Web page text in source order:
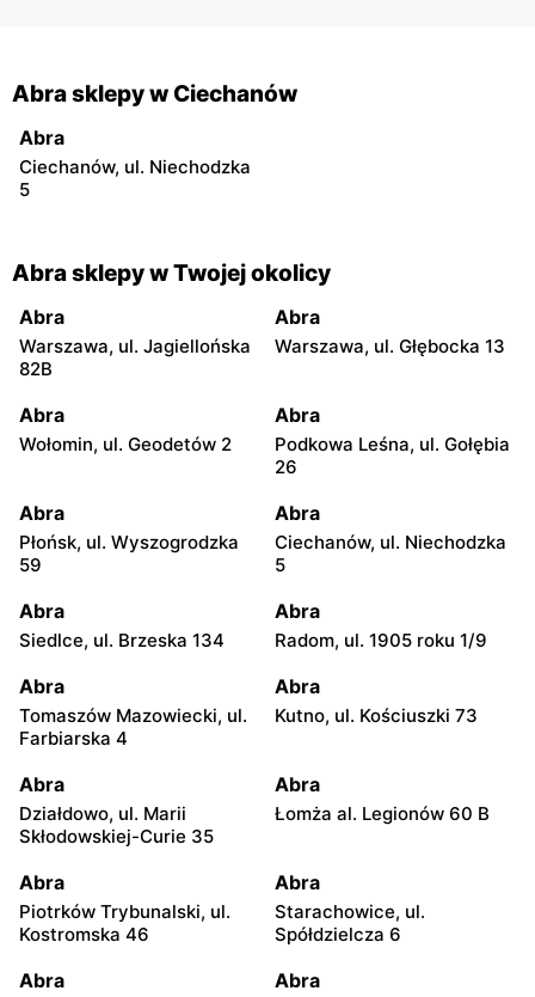
Abra sklepy w Ciechanów
Abra
Ciechanów, ul. Niechodzka
5
Abra sklepy w Twojej okolicy
Abra
Warszawa, ul. Jagiellońska
82B
Abra
Warszawa, ul. Głębocka 13
Abra
Wołomin, ul. Geodetów 2
Abra
Podkowa Leśna, ul. Gołębia
26
Abra
Płońsk, ul. Wyszogrodzka
59
Abra
Ciechanów, ul. Niechodzka
5
Abra
Siedlce, ul. Brzeska 134
Abra
Radom, ul. 1905 roku 1/9
Abra
Tomaszów Mazowiecki, ul.
Farbiarska 4
Abra
Kutno, ul. Kościuszki 73
Abra
Działdowo, ul. Marii
Skłodowskiej-Curie 35
Abra
Łomża al. Legionów 60 B
Abra
Piotrków Trybunalski, ul.
Kostromska 46
Abra
Starachowice, ul.
Spółdzielcza 6
Abra Abra